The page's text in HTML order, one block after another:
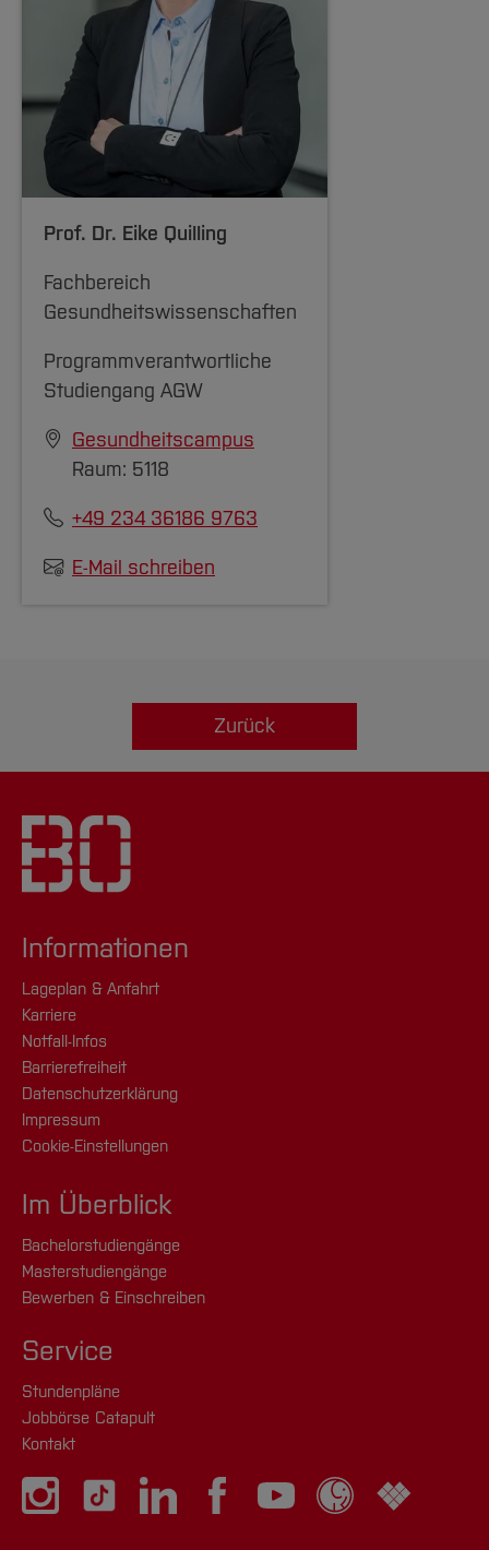
Prof. Dr. Eike Quilling
Fachbereich
Gesundheitswissenschaften
Programmverantwortliche
Studiengang AGW
Gesundheitscampus
Raum: 5118
+49 234 36186 9763
E-Mail schreiben
Zurück
Informationen
Lageplan & Anfahrt
Karriere
Notfall-Infos
Barrierefreiheit
Datenschutzerklärung
Impressum
Cookie-Einstellungen
Im Überblick
Bachelorstudiengänge
Masterstudiengänge
Bewerben & Einschreiben
Service
Stundenpläne
Jobbörse Catapult
Kontakt